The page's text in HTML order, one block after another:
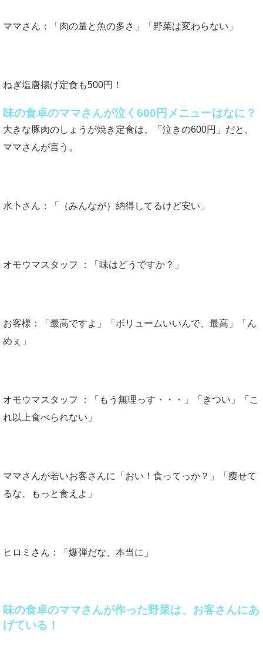
ママさん：「肉の量と魚の多さ」「野菜は変わらない」
ねぎ塩唐揚げ定食も500円！
味の食卓のママさんが泣く600円メニューはなに？
大きな豚肉のしょうが焼き定食は、「泣きの600円」だと、
ママさんが言う。
水卜さん：「（みんなが）納得してるけど安い」
オモウマスタッフ ：「味はどうですか？」
お客様：「最高ですよ」「ボリュームいいんで、最高」「ん
めぇ」
オモウマスタッフ ：「もう無理っす・・・」「きつい」「こ
れ以上食べられない」
ママさんが若いお客さんに「おい！食ってっか？」「痩せて
るな、もっと食えよ」
ヒロミさん：「爆弾だな、本当に」
味の食卓のママさんが作った野菜は、お客さんにあ
げている！